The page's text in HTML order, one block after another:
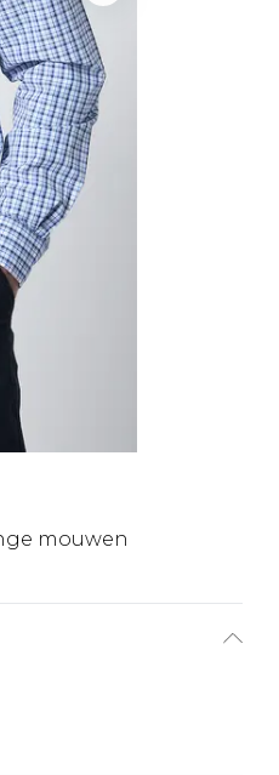
mouwen